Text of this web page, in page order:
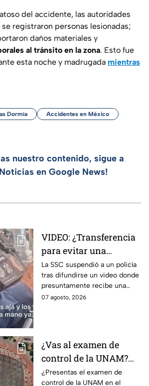
del accidente, las autoridades
registraron personas lesionadas;
daños materiales y
al tránsito en la zona. Esto fue
esta noche y madrugada mientras
Dormía Accidentes en México
nuestro contenido, sigue a
en Google News!
VIDEO: ¿Transferencia
para evitar una
sanción? SSC suspende
a policía y abre
investigación
La SSC suspendió a un policía
tras difundirse un video donde
presuntamente recibe una
transferencia para evitar una
07 agosto, 2026
¿Vas al examen de
control de la UNAM?
Así puedes llegar al
¿Presentas el examen de
control de la UNAM en el